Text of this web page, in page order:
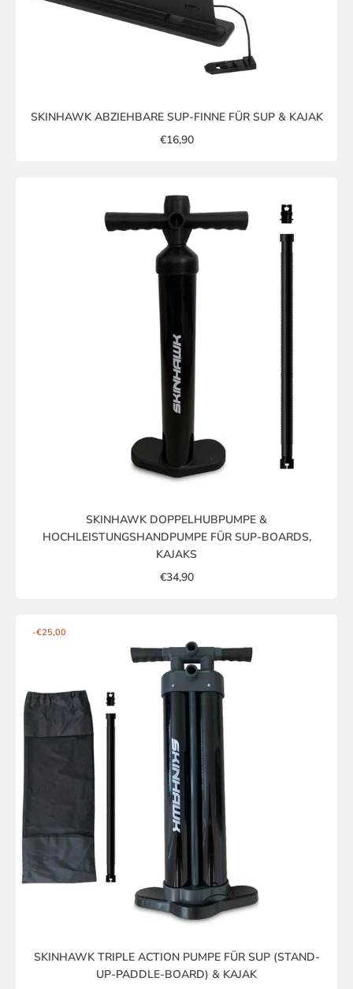
SKINHAWK ABZIEHBARE SUP-FINNE FÜR SUP & KAJAK
€16,90
SKINHAWK DOPPELHUBPUMPE &
HOCHLEISTUNGSHANDPUMPE FÜR SUP-BOARDS,
KAJAKS
€34,90
-€25,00
SKINHAWK TRIPLE ACTION PUMPE FÜR SUP (STAND-
UP-PADDLE-BOARD) & KAJAK